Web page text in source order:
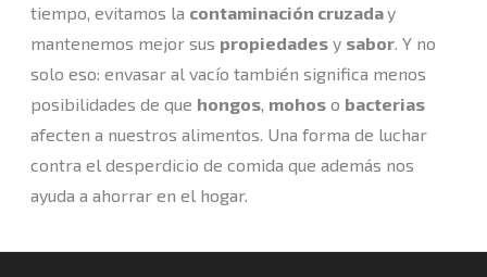
tiempo, evitamos la contaminación cruzaday
mantenemos mejor sus propiedadesy sabor. Y no
solo eso: envasar al vacío también significa menos
posibilidades de que hongos, mohoso bacterias
afecten a nuestros alimentos. Una forma de luchar
contra el desperdicio de comida que además nos
ayuda a ahorrar en el hogar.